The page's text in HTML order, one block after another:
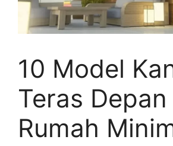
10 Model
Teras Depan
Rumah